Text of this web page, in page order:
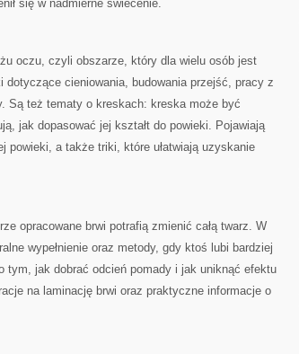
się w nadmierne świecenie.
oczu, czyli obszarze, który dla wielu osób jest
cieniowania, budowania przejść, pracy z
Są też tematy o kreskach: kreska może być
jak dopasować jej kształt do powieki. Pojawiają
powieki, a także triki, które ułatwiają uzyskanie
opracowane brwi potrafią zmienić całą twarz. W
wypełnienie oraz metody, gdy ktoś lubi bardziej
tym, jak dobrać odcień pomady i jak uniknąć efektu
na laminację brwi oraz praktyczne informacje o